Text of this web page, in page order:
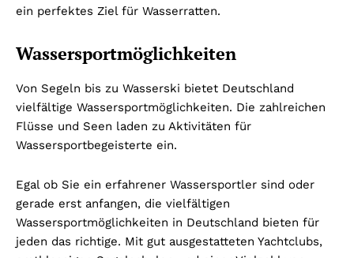
ein perfektes Ziel für Wasserratten.
Wassersportmöglichkeiten
Von Segeln bis zu Wasserski bietet Deutschland
vielfältige Wassersportmöglichkeiten. Die zahlreichen
Flüsse und Seen laden zu Aktivitäten für
Wassersportbegeisterte ein.
Egal ob Sie ein erfahrener Wassersportler sind oder
gerade erst anfangen, die vielfältigen
Wassersportmöglichkeiten in Deutschland bieten für
jeden das richtige. Mit gut ausgestatteten Yachtclubs,